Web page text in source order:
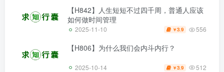
【H842】人生短短不过四千周，普通人应该
如何做时间管理
2025-11-10 ￥3.9 556
【H806】为什么我们会内斗内行？
2025-10-14 ￥3.9 512